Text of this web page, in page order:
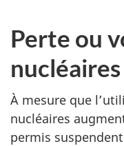
Perte ou
nucléaires
À mesure que
nucléaires
permis